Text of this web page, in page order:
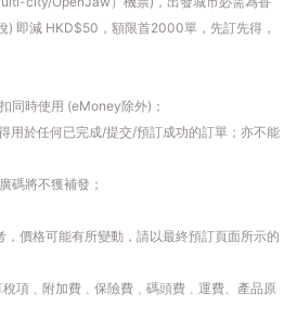
) 即減 HKD$50，額限首2000單，先訂先得，
同時使用 (eMoney除外)；
用於任何已完成/提交/預訂成功的訂單；亦不能
碼將不獲補發；
價格可能有所變動，請以最終預訂頁面所示的
項﹑附加費﹑保險費﹑碼頭費﹑運費、產品原